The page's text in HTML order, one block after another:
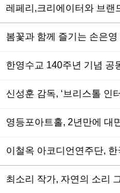
레페리,크리에이터와 브랜
봄꽃과 함께 즐기는 손은영
한영수교 140주년 기념 공
신성훈 감독, ‘브리스톨 인
영등포아트홀, 2년만에 대
이철옥 아코디언연주단,
최소리 작가, 자연의 소리